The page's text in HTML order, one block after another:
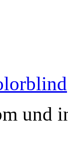
und